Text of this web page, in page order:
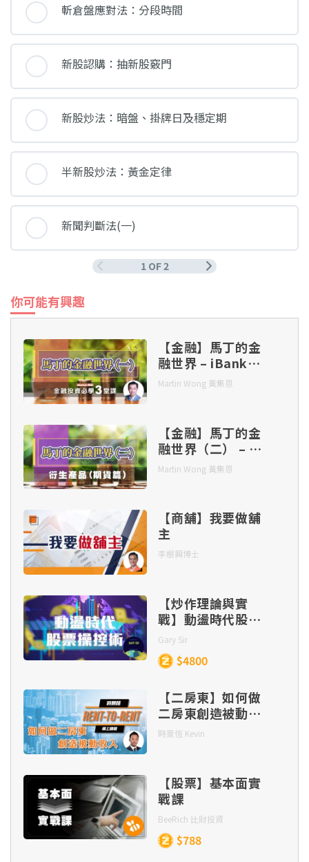
斬倉盤應對法：分段時間
新股認購：抽新股竅門
新股炒法：暗盤、掛牌日及穩定期
半新股炒法：黃金定律
新聞判斷法(一)
1 OF 2
你可能有興趣
【金融】馬丁的金
融世界 – iBanker
教路（一）：金融
投資必學 3 堂課
Martin Wong 黃集恩
【金融】馬丁的金
融世界（二） – 衍
生產品（期貨篇）
Martin Wong 黃集恩
【商舖】我要做舖
主
李根興博士
【炒作理論與實
戰】動盪時代股票
操控術
Gary Sir
$4800
【二房東】如何做
二房東創造被動收
入
時景恆 Kevin
【股票】基本面實
戰課
BeeRich 比財投資
$788